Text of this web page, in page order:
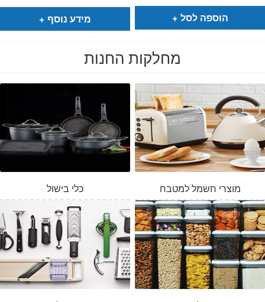
מידע נוסף הוספה לסל
מחלקות החנות
כלי בישול מוצרי חשמל למטבח